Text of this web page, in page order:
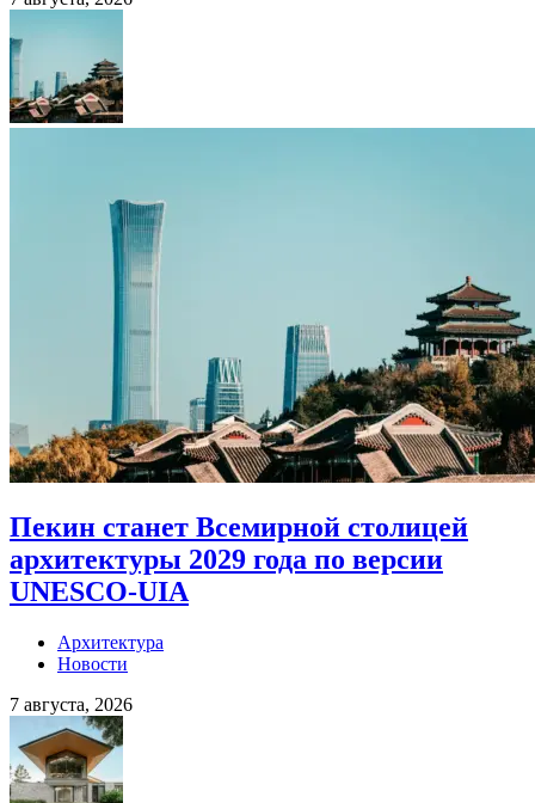
Пекин станет Всемирной столицей
архитектуры 2029 года по версии
UNESCO-UIA
Архитектура
Новости
7 августа, 2026